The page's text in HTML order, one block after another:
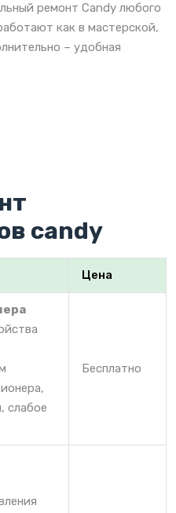
ремонт Candy любого
как в мастерской,
– удобная
candy
Цена
слабое
Бесплатно